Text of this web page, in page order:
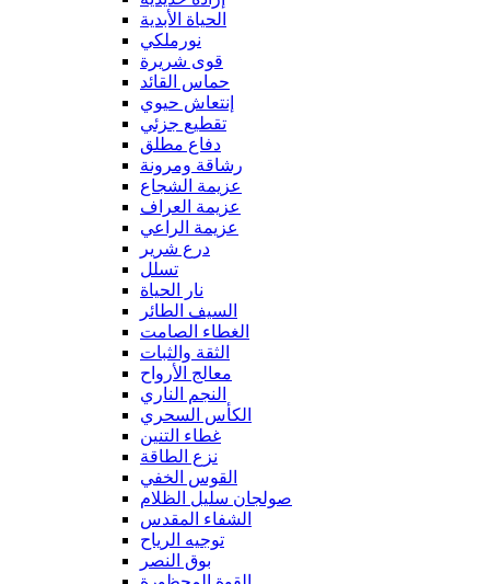
الحياة الأبدية
نورملكي
قوى شريرة
حماس القائد
إنتعاش حيوي
تقطيع جزئي
دفاع مطلق
رشاقة ومرونة
عزيمة الشجاع
عزيمة العراف
عزيمة الراعي
درع شرير
تسلل
نار الحياة
السيف الطائر
الغطاء الصامت
الثقة والثبات
معالج الأرواح
النجم الناري
الكأس السحري
غطاء التنين
نزع الطاقة
القوس الخفي
صولجان سليل الظلام
الشفاء المقدس
توجيه الرياح
بوق النصر